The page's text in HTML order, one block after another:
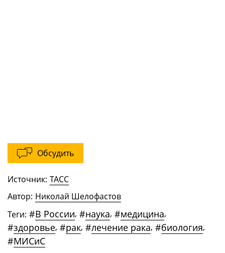
Обсудить
Источник: ТАСС
Автор: Николай Шелофастов
Теги: #В России, #наука, #медицина,
#здоровье, #рак, #лечение рака, #биология,
#МИСиС